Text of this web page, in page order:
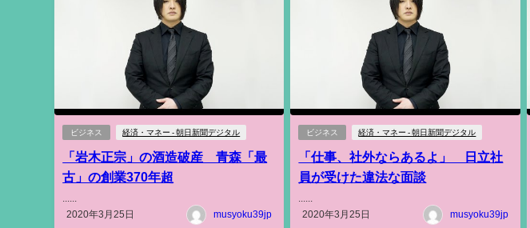
ビジネス 経済・マネー - 朝日新聞デジタル
「岩木正宗」の酒造破産 青森「最
古」の創業370年超
2020年3月25日
musyoku39jp
ビジネス 経済・マネー - 朝日新聞デジタル
「仕事、社外ならあるよ」 日立社
員が受けた違法な面談
2020年3月25日
musyoku39jp